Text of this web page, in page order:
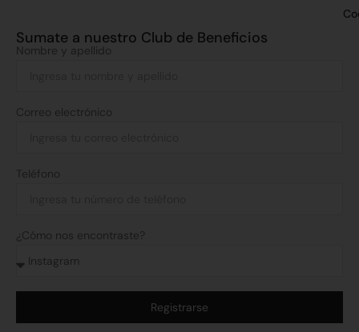
Sumate a nuestro Club de Beneficios
Nombre y apellido
Correo electrónico
Teléfono
¿Cómo nos encontraste?
Registrarse